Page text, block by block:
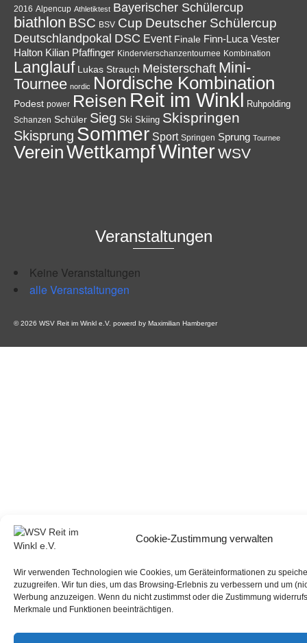
Cookie-Zustimmung verwalten
Wir verwenden Technologien wie Cookies, um Geräteinformationen zu
zuzugreifen. Wir tun dies, um das Browsing-Erlebnis zu verbessern und um
Werbung anzuzeigen. Wenn du nicht zustimmst oder die Zustimmung
Merkmale und Funktionen beeinträchtigen.
2016 Alpencup Athletiktest Bayerischer Schülercup
biathlon BSC BSV Cup Deutscher Schülercup
Deutschlandpokal DSC Event Finale Finn-Luca Vester
Halton Kilian Pfaffinger Kindervierschanzentournee Kombination
Langlauf Lukas Strauch Meisterschaft Mini-
Tournee nordic Nordische Kombination
Podest power Reisen Reit im Winkl Ruhpolding
Schanzen Schüler Sieg Ski Skiing Skispringen
Skisprung Sommer Sport Springen Sprung Tournee
VereinWettkampfWinterWSV
Veranstaltungen
Keine Veranstaltungen
alle Veranstaltungen
© 2026 WSV Reit im Winkl e.V. powerd by Maximilian Hamberger